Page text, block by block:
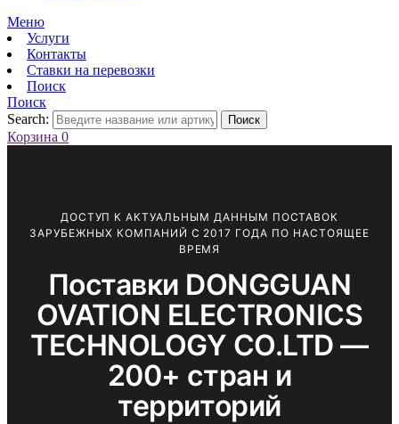
Меню
Услуги
Контакты
Ставки на перевозки
Поиск
Поиск
Search:
Поиск
Корзина 0
ДОСТУП К АКТУАЛЬНЫМ ДАННЫМ ПОСТАВОК
ЗАРУБЕЖНЫХ КОМПАНИЙ С 2017 ГОДА ПО НАСТОЯЩЕЕ
ВРЕМЯ
Поставки DONGGUAN
OVATION ELECTRONICS
TECHNOLOGY CO.LTD —
200+ стран и
территорий